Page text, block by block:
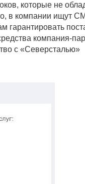
которые не
в компании ищут
компания-
с «Северсталью»